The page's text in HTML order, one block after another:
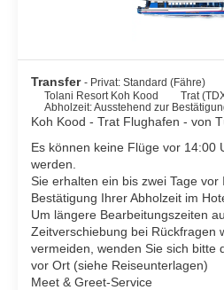
Transfer - Privat: Standard (Fähre)
Tolani Resort Koh Kood
Trat
Abholzeit: Ausstehend zur
Koh Kood - Trat Flughafen - von
Es können keine Flüge vor 14:00
werden.
Sie erhalten ein bis zwei Tage
Bestätigung Ihrer Abholzeit im
Um längere Bearbeitungszeiten
Zeitverschiebung bei Rückfragen
vermeiden, wenden Sie sich bitte
vor Ort (siehe Reiseunterlagen)
Meet & Greet-Service